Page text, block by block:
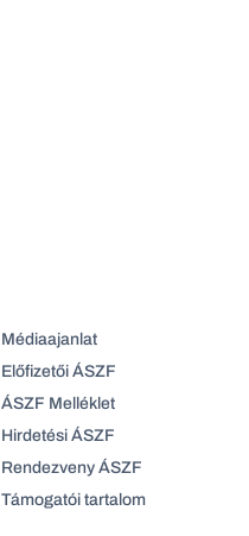
Médiaajanlat
Előfizetői ÁSZF
ÁSZF Melléklet
Hirdetési ÁSZF
Rendezveny ÁSZF
Támogatói tartalom